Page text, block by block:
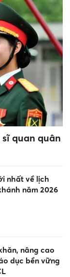
quan quân
nhất về lịch
năm 2026
nâng cao
dục bền vững